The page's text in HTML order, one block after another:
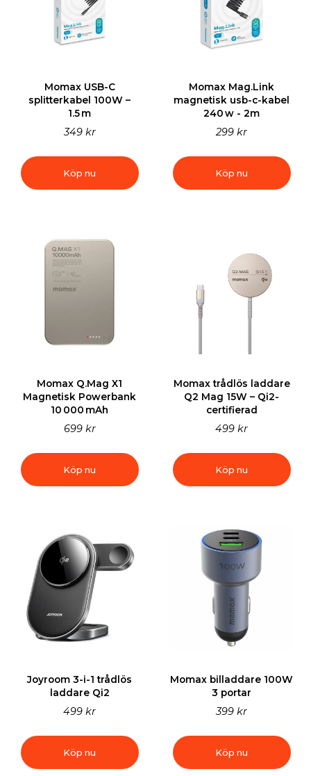
Momax USB-C
splitterkabel 100W –
1.5 m
349 kr
Köp nu
Momax Mag.Link
magnetisk usb-c-kabel
240 w - 2m
299 kr
Köp nu
Momax Q.Mag X1
Magnetisk Powerbank
10 000 mAh
699 kr
Köp nu
Momax trådlös laddare
Q2 Mag 15W – Qi2-
certifierad
499 kr
Köp nu
Joyroom 3-i-1 trådlös
laddare Qi2
499 kr
Köp nu
Momax billaddare 100W
3 portar
399 kr
Köp nu